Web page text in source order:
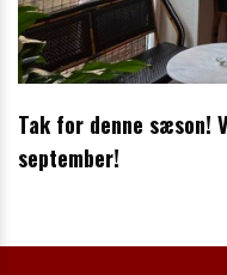
Tak for denne sæson!
september!